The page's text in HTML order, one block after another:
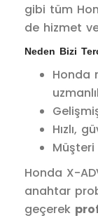
gibi tüm
de hizmet
Neden Bizi
Honda
Hızlı,
Honda X-
anahtar
geçerek